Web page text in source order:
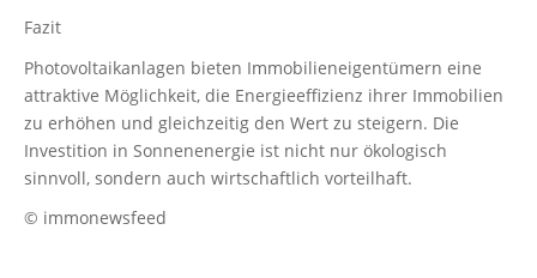
Fazit
Photovoltaikanlagen bieten Immobilieneigentümern eine
attraktive Möglichkeit, die Energieeffizienz ihrer Immobilien
zu erhöhen und gleichzeitig den Wert zu steigern. Die
Investition in Sonnenenergie ist nicht nur ökologisch
sinnvoll, sondern auch wirtschaftlich vorteilhaft.
© immonewsfeed